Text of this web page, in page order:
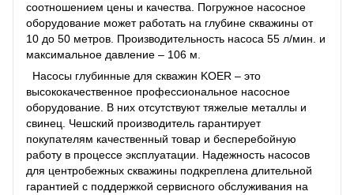
соотношением цены и качества. Погружное насосное
оборудование может работать на глубине скважины от
10 до 50 метров. Производительность насоса 55 л/мин. и
максимальное давление – 106 м.
Насосы глубинные для скважин KOER – это
высококачественное профессиональное насосное
оборудование. В них отсутствуют тяжелые металлы и
свинец. Чешский производитель гарантирует
покупателям качественный товар и бесперебойную
работу в процессе эксплуатации. Надежность насосов
для центробежных скважины подкреплена длительной
гарантией с поддержкой сервисного обслуживания на